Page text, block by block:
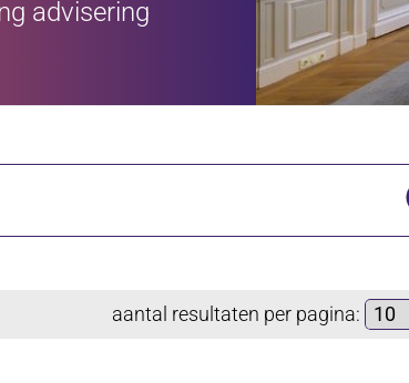
advisering
aantal
aantal resultaten per pagina: